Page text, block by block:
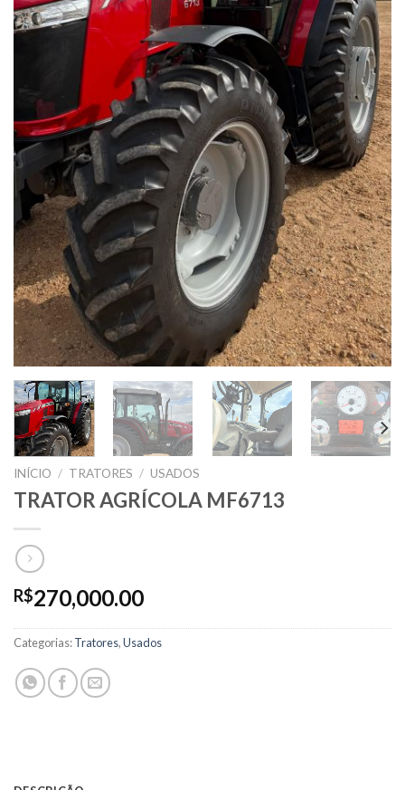
INÍCIO / TRATORES / USADOS
TRATOR AGRÍCOLA MF6713
R$270,000.00
Categorias:Tratores,Usados